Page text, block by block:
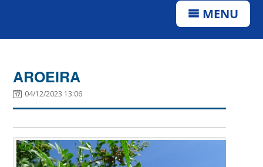
MENU
AROEIRA
04/12/2023 13:06